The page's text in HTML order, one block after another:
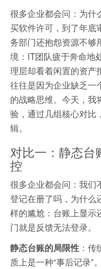
很多企业都会问：为什
买软件许可，到了年底
务部门还抱怨资源不够
境：IT团队疲于奔命地
理层却看着闲置的资产
往往是因为企业缺乏一
的战略思维。今天，我
验，通过几组核心对比
辑。
对比一：静态台
控
很多企业都会问：我们
登记在册了吗，为什么
样的尴尬：台账上显示
门就是反馈无法登录。
静态台账的局限性 ：
质上是一种“事后记录”